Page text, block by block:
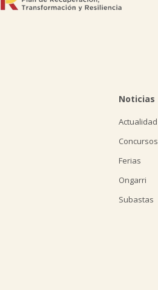
Noticias
Actualidad
Concursos
Ferias
Ongarri
Subastas